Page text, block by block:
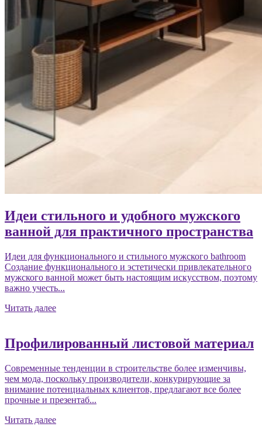
Идеи стильного и удобного мужского
ванной для практичного пространства
Идеи для функционального и стильного мужского bathroom
Создание функционального и эстетически привлекательного
мужского ванной может быть настоящим искусством, поэтому
важно учесть...
Читать далее
Профилированный листовой материал
Современные тенденции в строительстве более изменчивы,
чем мода, поскольку производители, конкурирующие за
внимание потенциальных клиентов, предлагают все более
прочные и презентаб...
Читать далее